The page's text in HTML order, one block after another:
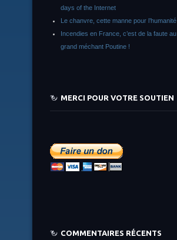
days of the Internet
Le chanvre, cette manne pour l’humanité
Incendies en France, c’est de la faute au
grand méchant Poutine !
MERCI POUR VOTRE SOUTIEN
COMMENTAIRES RÉCENTS